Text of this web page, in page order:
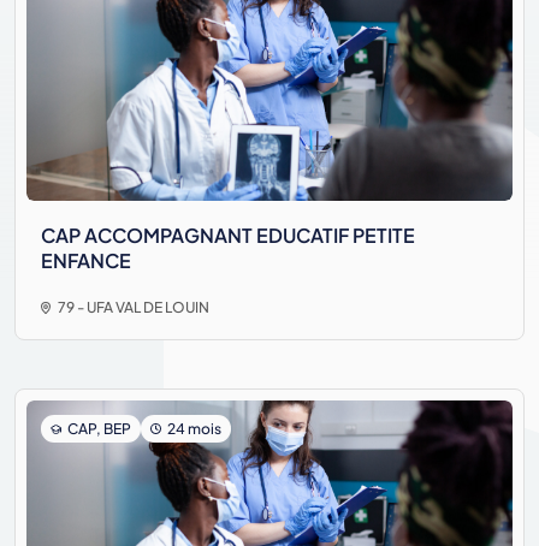
CAP ACCOMPAGNANT EDUCATIF PETITE
ENFANCE
79 - UFA VAL DE LOUIN
CAP, BEP 24 mois